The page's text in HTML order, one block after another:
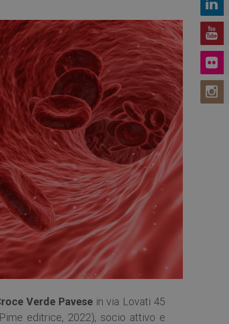
Verde Pavese in via Lovati 45
editrice, 2022), socio attivo e